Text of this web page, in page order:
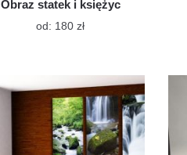
Obraz statek i księżyc
od: 180 złTen
wiele
wariantów.
Opcje
można
wybrać